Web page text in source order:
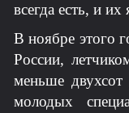
всегда есть, и
В ноябре этого
России,
меньше
молодых